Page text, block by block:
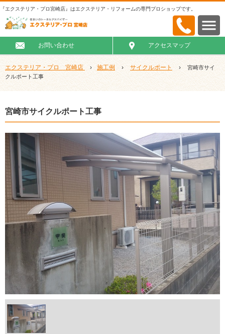
『エクステリア・プロ宮崎店』はエクステリア・リフォームの専門プロショップです。
お問い合わせ アクセスマップ
エクステリア・プロ 宮崎店 › 施工例 › サイクルポート ›
宮崎市サイ
クルポート工事
宮崎市サイクルポート工事